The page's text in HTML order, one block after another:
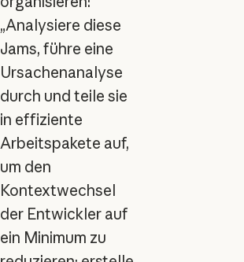
„Analysiere diese
Jams, führe eine
Ursachenanalyse
durch und teile sie
in effiziente
Arbeitspakete auf,
um den
Kontextwechsel
der Entwickler auf
ein Minimum zu